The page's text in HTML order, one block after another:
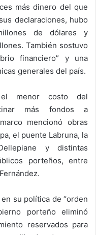
más dinero del que
declaraciones, hubo
de dólares y
También sostuvo
financiero” y una
generales del país.
el menor costo del
más fondos a
mencionó obras
el puente Labruna, la
y distintas
porteños, entre
su política de “orden
porteño eliminó
reservados para